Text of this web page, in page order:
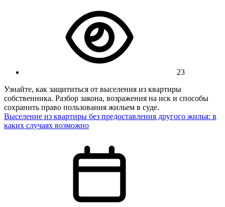
23
Узнайте, как защититься от выселения из квартиры
собственника. Разбор закона, возражения на иск и способы
сохранить право пользования жильем в суде.
Выселение из квартиры без предоставления другого жилья: в
каких случаях возможно